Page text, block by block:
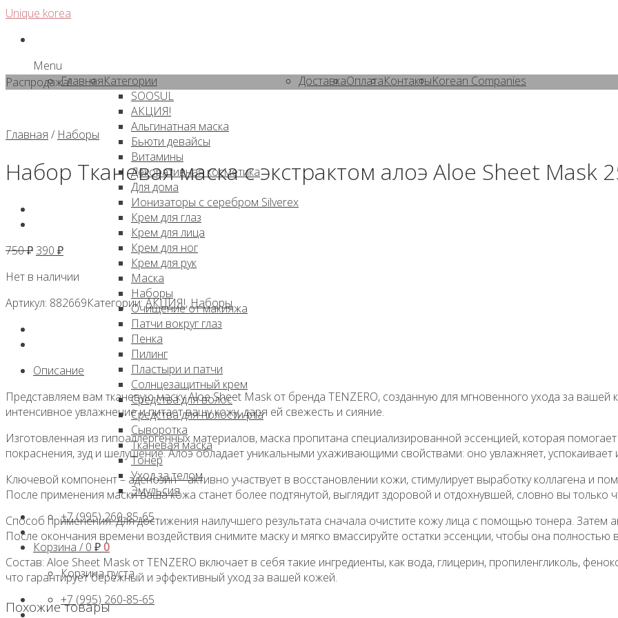
Skip
content
Unique korea
Menu
ГлавнаяКатегории
SOOSUL
АКЦИЯ!
Альгинатная маска
Бьюти девайсы
Витамины
Декоративная косметика
Для дома
Ионизаторы с серебром Silverex
Крем для глаз
Крем для лица
Крем для ног
Крем для рук
Маска
Наборы
Очищение от макияжа
Патчи вокруг глаз
Пенка
Пилинг
Пластыри и патчи
Солнцезащитный крем
Средства для волос
Средства для полости рта
Сыворотка
Тканевая маска
Тонер
Уход за телом
Эмульсия
ДоставкаОплатаКонтактыKorean Companies
+7 (995) 260-85-65
Корзина / 0 ₽0
Корзина пуста.
+7 (995) 260-85-65
Распродажа!
Главная / Наборы
Набор Тканевая маска с экстрактом алоэ Aloe Sheet Mask
750₽ Первоначальная
составляла
750 ₽.
390 ₽Текущая
390 ₽.
Нет в наличии
Артикул: 882669Категории:АКЦИЯ!,Наборы
Описание
Представляем вам тканевую маску Aloe Sheet Mask от бренда TENZERO, созданную для мгновенного ухода за вашей
интенсивное увлажнение и питает вашу кожу, даря ей свежесть и сияние.
Изготовленная из гипоаллергенных материалов, маска пропитана специализированной эссенцией, которая
покраснения, зуд и шелушение. Алоэ обладает уникальными ухаживающими свойствами: оно увлажняет,
Ключевой компонент – аденозин – активно участвует в восстановлении кожи, стимулирует выработку коллагена и
После применения маски ваша кожа станет более подтянутой, выглядит здоровой и отдохнувшей, словно вы только
Способ применения: Для достижения наилучшего результата сначала очистите кожу лица с помощью тонера. Затем
После окончания времени воздействия снимите маску и мягко вмассируйте остатки эссенции, чтобы она полностью
Состав: Aloe Sheet Mask от TENZERO включает в себя такие ингредиенты, как вода, глицерин, пропиленгликоль,
что гарантирует бережный и эффективный уход за вашей кожей.
Похожие товары